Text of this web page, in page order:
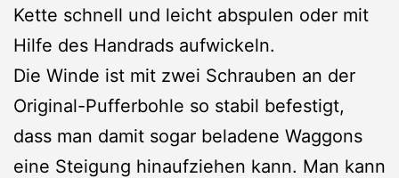
Kette schnell und leicht abspulen oder mit
Hilfe des Handrads aufwickeln.
Die Winde ist mit zwei Schrauben an der
Original-Pufferbohle so stabil befestigt,
dass man damit sogar beladene Waggons
eine Steigung hinaufziehen kann. Man kann